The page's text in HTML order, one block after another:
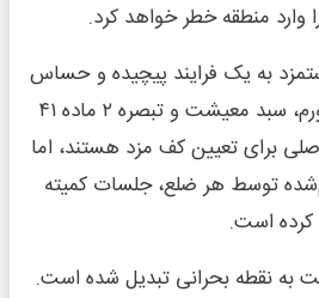
وارد منطقه خطر خواهد کرد.
به یک فرایند پیچیده و حساس
تبدیل شده است. نرخ تورم، سبد معیشت و تبصره ۲ ماده ۴۱
برای تعیین کف مزد هستند، اما
توسط هر ضلع، جلسات کمیته
کرده است.
به نقطه بحرانی تبدیل شده است.